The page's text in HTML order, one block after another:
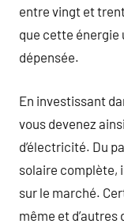
entre vingt et
que cette énergie
dépensée.
En investissant
vous devenez
d’électricité. Du
solaire complète,
sur le marché.
même et